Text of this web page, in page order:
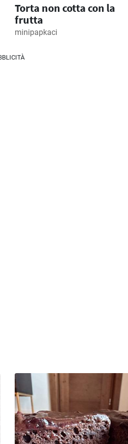
Torta non cotta con la
frutta
minipapkaci